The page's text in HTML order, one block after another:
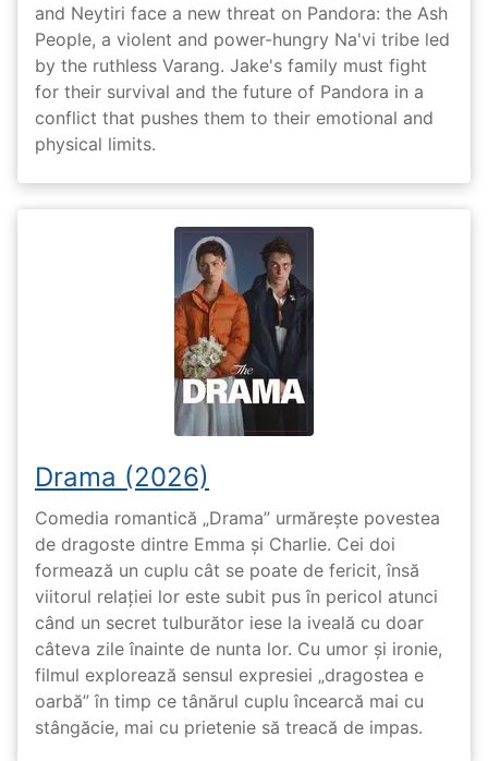
and Neytiri face a new threat on Pandora: the Ash
People, a violent and power-hungry Na'vi tribe led
by the ruthless Varang. Jake's family must fight
for their survival and the future of Pandora in a
conflict that pushes them to their emotional and
physical limits.
Drama (2026)
Comedia romantică „Drama” urmărește povestea
de dragoste dintre Emma și Charlie. Cei doi
formează un cuplu cât se poate de fericit, însă
viitorul relației lor este subit pus în pericol atunci
când un secret tulburător iese la iveală cu doar
câteva zile înainte de nunta lor. Cu umor și ironie,
filmul explorează sensul expresiei „dragostea e
oarbă” în timp ce tânărul cuplu încearcă mai cu
stângăcie, mai cu prietenie să treacă de impas.